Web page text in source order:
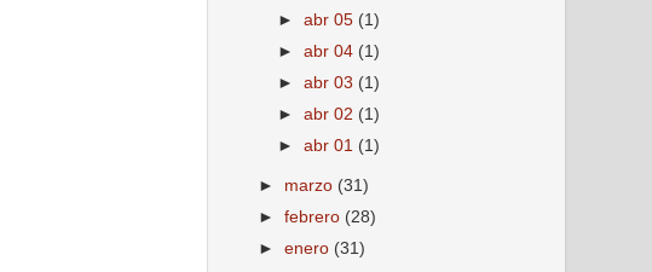
►abr 05 (1)
►abr 04 (1)
►abr 03 (1)
►abr 02 (1)
►abr 01 (1)
► marzo (31)
►febrero (28)
►enero (31)